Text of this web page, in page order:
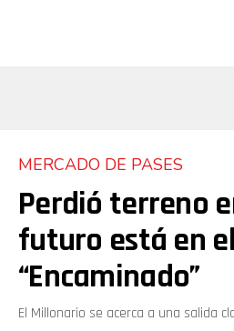
MERCADO DE PASES
Perdió terreno
futuro está en
“Encaminado”
El Millonario se acerca a una salida